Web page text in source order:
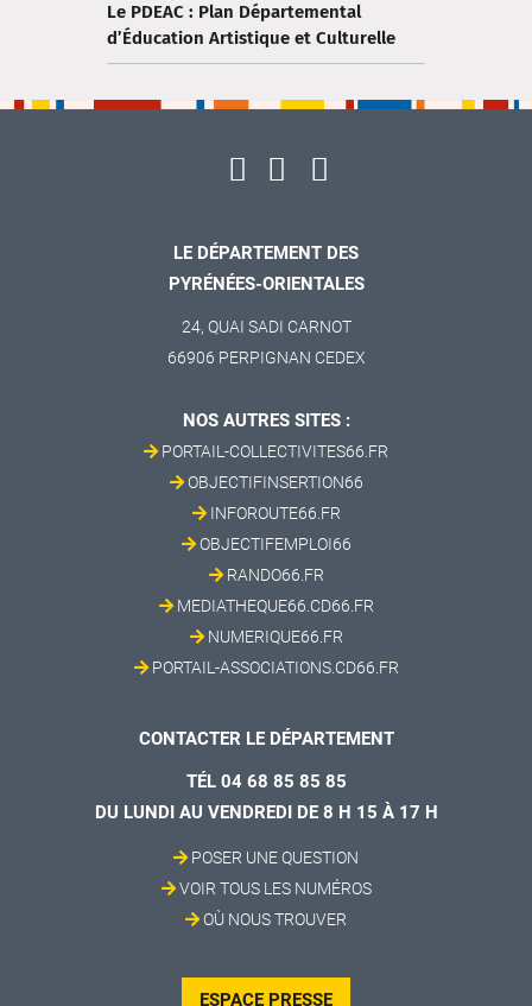
Le PDEAC : Plan Départemental
d’Éducation Artistique et Culturelle
LE DÉPARTEMENT DES
PYRÉNÉES-ORIENTALES
24, QUAI SADI CARNOT
66906 PERPIGNAN CEDEX
NOS AUTRES SITES :
PORTAIL-COLLECTIVITES66.FR
OBJECTIFINSERTION66
INFOROUTE66.FR
OBJECTIFEMPLOI66
RANDO66.FR
MEDIATHEQUE66.CD66.FR
NUMERIQUE66.FR
PORTAIL-ASSOCIATIONS.CD66.FR
CONTACTER LE DÉPARTEMENT
TÉL 04 68 85 85 85
DU LUNDI AU VENDREDI DE 8 H 15 À 17 H
POSER UNE QUESTION
VOIR TOUS LES NUMÉROS
OÙ NOUS TROUVER
ESPACE PRESSE